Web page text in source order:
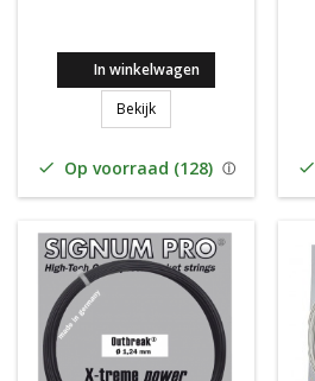
In winkelwagen
BekijkSignum Pro Tornado SET
 Op voorraad (128) 